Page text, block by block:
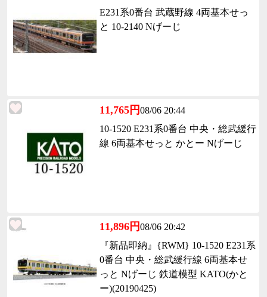
E231系0番台 武蔵野線 4両基本せっ
と 10-2140 Nげーじ
11,765円08/06 20:44
10-1520 E231系0番台 中央・総武緩行
線 6両基本せっと かとー Nげーじ
11,896円08/06 20:42
『新品即納』{RWM} 10-1520 E231系
0番台 中央・総武緩行線 6両基本せ
っと Nげーじ 鉄道模型 KATO(かと
ー)(20190425)